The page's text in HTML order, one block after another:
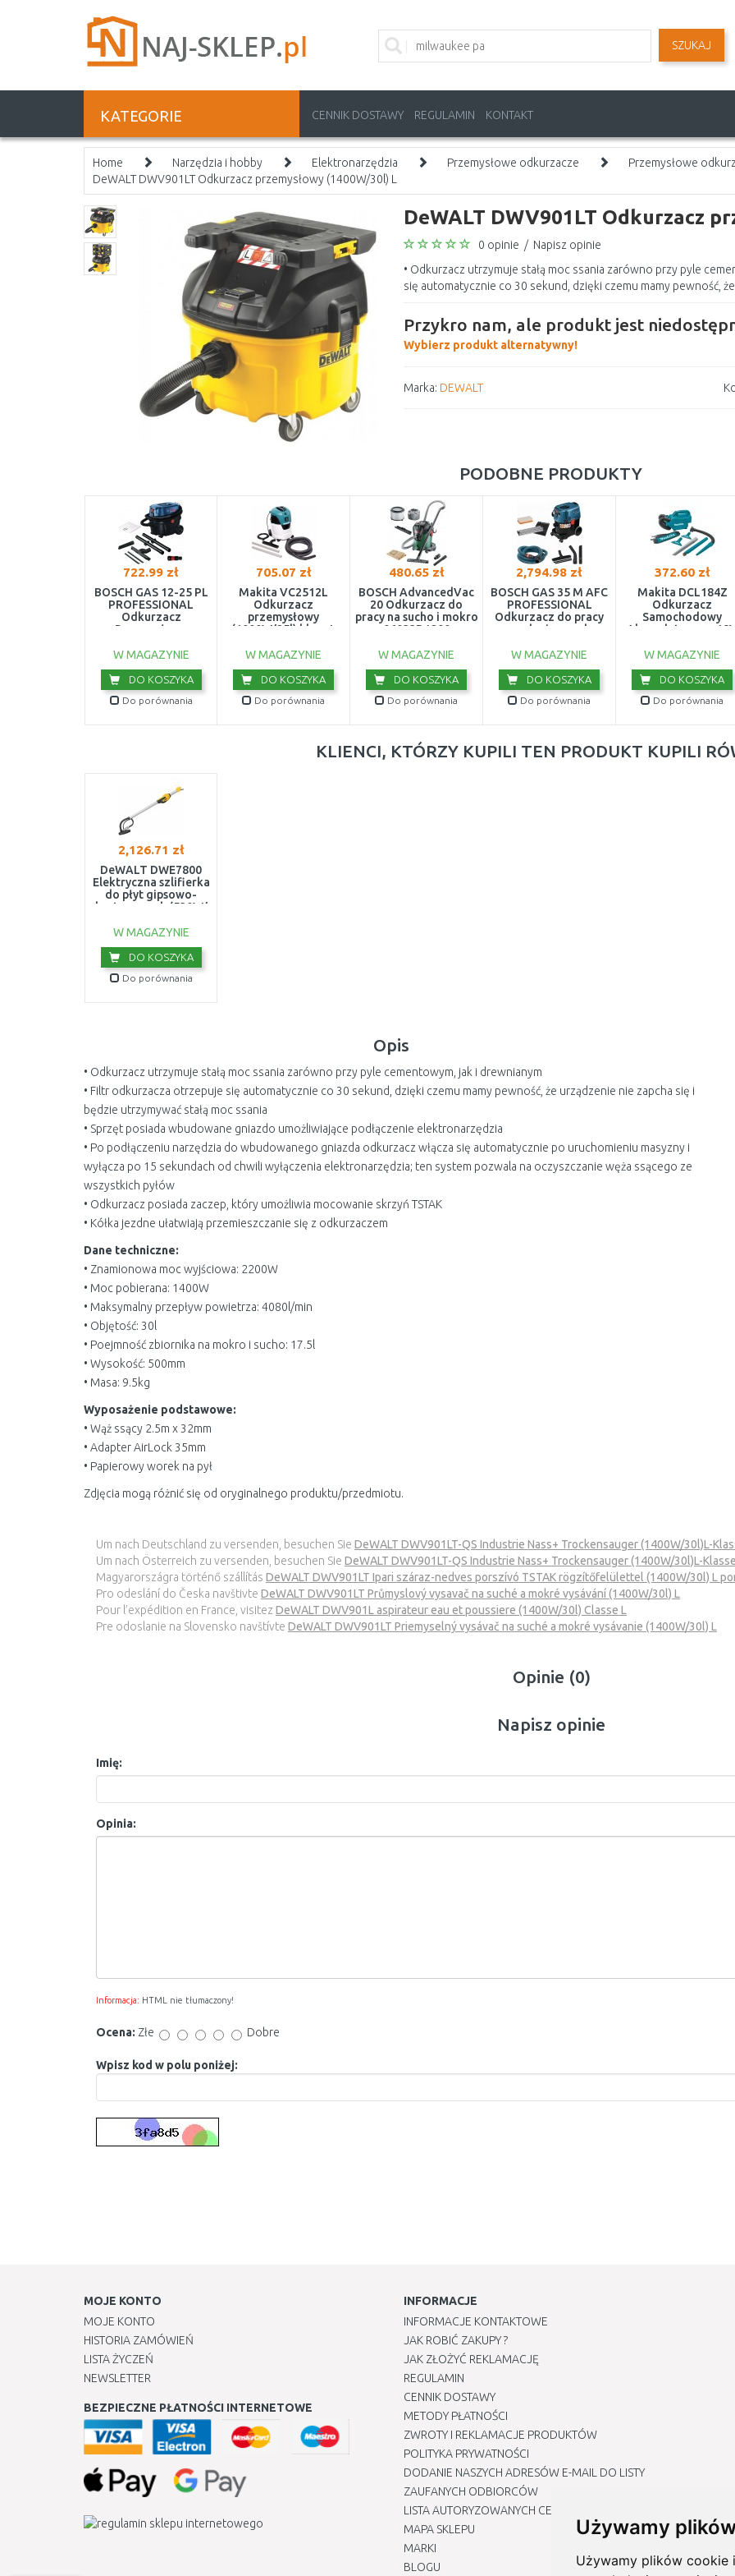
Używamy
Używamy plików cookie
SZUKAJ
KATEGORIE CENNIK DOSTAWY REGULAMIN KONTAKT
Home Narzędzia i hobby Elektronarzędzia Przemysłowe odkurzacze
Przemysłowe
DeWALT DWV901LT Odkurzacz przemysłowy (1400W/30l) L
DeWALT DWV901LT Odkurzacz
0 opinie / Napisz opinie
• Odkurzacz utrzymuje stałą moc ssania zarówno przy pyle
się automatycznie co 30 sekund, dzięki czemu mamy pewność,
Przykro nam, ale produkt jest
Wybierz produkt alternatywny!
Marka: DEWALT
PODOBNE PRODUKTY
722.99 zł
BOSCH GAS 12-25 PL
PROFESSIONAL
Odkurzacz
Przemysłowy
W MAGAZYNIE
DO KOSZYKA
Do porównania
705.07 zł
Makita VC2512L
Odkurzacz
przemysłowy
(1000W/25l) klasa L
W MAGAZYNIE
DO KOSZYKA
Do porównania
480.65 zł
BOSCH AdvancedVac
20 Odkurzacz do
pracy na sucho i mokro
06033D1200
W MAGAZYNIE
DO KOSZYKA
Do porównania
2,794.98 zł
BOSCH GAS 35 M AFC
PROFESSIONAL
Odkurzacz do pracy
na sucho i na mokro
W MAGAZYNIE
DO KOSZYKA
Do porównania
372.60 zł
Makita DCL184Z
Odkurzacz
Samochodowy
Akumulatorowy
W MAGAZYNIE
DO KOSZYKA
Do porównania
KLIENCI, KTÓRZY KUPILI TEN PRODUKT KUPILI
2,126.71 zł
DeWALT DWE7800
Elektryczna szlifierka
do płyt gipsowo-
kartonowych (530W/
W MAGAZYNIE
DO KOSZYKA
Do porównania
Opis
• Odkurzacz utrzymuje stałą moc ssania zarówno przy pyle cementowym, jak i drewnianym
• Filtr odkurzacza otrzepuje się automatycznie co 30 sekund, dzięki czemu mamy pewność, że urządzenie nie zapcha się i
będzie utrzymywać stałą moc ssania
• Sprzęt posiada wbudowane gniazdo umożliwiające podłączenie elektronarzędzia
• Po podłączeniu narzędzia do wbudowanego gniazda odkurzacz włącza się automatycznie po uruchomieniu masyzny i
wyłącza po 15 sekundach od chwili wyłączenia elektronarzędzia; ten system pozwala na oczyszczanie węża ssącego ze
wszystkich pyłów
• Odkurzacz posiada zaczep, który umożliwia mocowanie skrzyń TSTAK
• Kółka jezdne ułatwiają przemieszczanie się z odkurzaczem
Dane techniczne:
• Znamionowa moc wyjściowa: 2200W
• Moc pobierana: 1400W
• Maksymalny przepływ powietrza: 4080l/min
• Objętość: 30l
• Poejmność zbiornika na mokro i sucho: 17.5l
• Wysokość: 500mm
• Masa: 9.5kg
Wyposażenie podstawowe:
• Wąż ssący 2.5m x 32mm
• Adapter AirLock 35mm
• Papierowy worek na pył
Zdjęcia mogą różnić się od oryginalnego produktu/przedmiotu.
Um nach Deutschland zu versenden, besuchen Sie DeWALT DWV901LT-QS Industrie Nass+ Trockensauger (1400W/30l)L-
Um nach Österreich zu versenden, besuchen Sie DeWALT DWV901LT-QS Industrie Nass+ Trockensauger (1400W/30l)L-Klasse
Magyarországra történő szállítás DeWALT DWV901LT Ipari száraz-nedves porszívó TSTAK rögzítőfelülettel (1400W/30l) L
Pro odeslání do Česka navštivte DeWALT DWV901LT Průmyslový vysavač na suché a mokré vysávání (1400W/30l) L
Pour l’expédition en France, visitez DeWALT DWV901L aspirateur eau et poussiere (1400W/30l) Classe L
Pre odoslanie na Slovensko navštívte DeWALT DWV901LT Priemyselný vysávač na suché a mokré vysávanie (1400W/30l) L
Opinie (0)
Napisz opinie
Imię:
Opinia:
Informacja: HTML nie tłumaczony!
Ocena: Złe Dobre
Wpisz kod w polu poniżej:
MOJE KONTO
MOJE KONTO
HISTORIA ZAMÓWIEŃ
LISTA ŻYCZEŃ
NEWSLETTER
BEZPIECZNE PŁATNOŚCI INTERNETOWE
INFORMACJE
INFORMACJE KONTAKTOWE
JAK ROBIĆ ZAKUPY ?
JAK ZŁOŻYĆ REKLAMACJĘ
REGULAMIN
CENNIK DOSTAWY
METODY PŁATNOŚCI
ZWROTY I REKLAMACJE PRODUKTÓW
POLITYKA PRYWATNOŚCI
DODANIE NASZYCH ADRESÓW E-MAIL DO LISTY
ZAUFANYCH ODBIORCÓW
LISTA AUTORYZOWANYCH CENTRÓW SERWISOWYCH
MAPA SKLEPU
MARKI
BLOGU